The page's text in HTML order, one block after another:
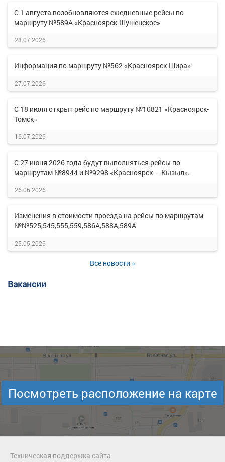
С 1 августа возобновляются ежедневные рейсы по
маршруту №589А «Красноярск-Шушенское»
28.07.2026
Информация по маршруту №562 «Красноярск-Шира»
27.07.2026
С 18 июля открыт рейс по маршруту №10821 «Красноярск-
Томск»
16.07.2026
С 27 июня 2026 года будут выполняться рейсы по
маршрутам №8944 и №9298 «Красноярск — Кызыл».
26.06.2026
Изменения в стоимости проезда на рейсы по маршрутам
№№525,545,555,559,586А,588А,589А
25.05.2026
Все новости »
Вакансии
Посмотреть расположение на карте
Техническая поддержка сайта